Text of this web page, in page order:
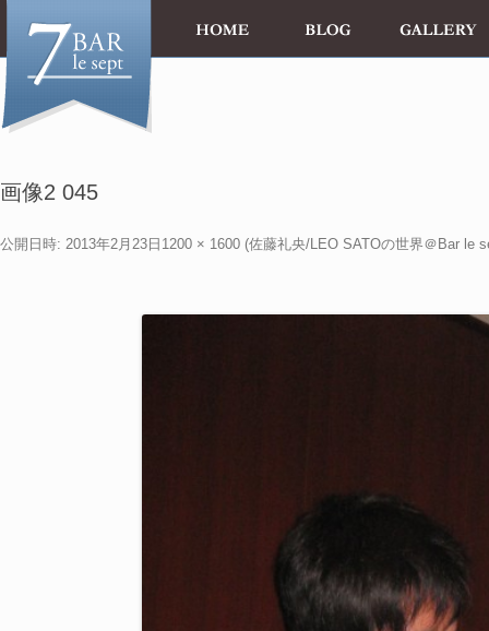
画像2 045
公開日時: 2013年2月23日 1200 × 1600 (佐藤礼央/LEO SATOの世界＠Bar le